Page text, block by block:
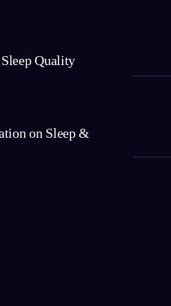
Quality
on Sleep &